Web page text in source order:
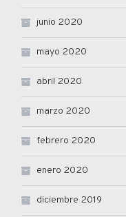
junio 2020
mayo 2020
abril 2020
marzo 2020
febrero 2020
enero 2020
diciembre 2019